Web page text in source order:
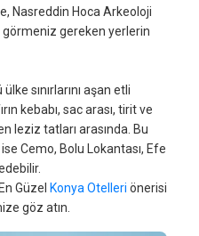
Nasreddin Hoca Arkeoloji
gereken yerlerin
sınırlarını aşan etli
kebabı, sac arası, tirit ve
leziz tatları arasında. Bu
Cemo, Bolu Lokantası, Efe
Güzel Konya Otelleri önerisi
göz atın.